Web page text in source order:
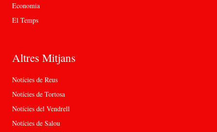
Economia
El Temps
Altres Mitjans
Notícies de Reus
Notícies de Tortosa
Notícies del Vendrell
Notícies de Salou